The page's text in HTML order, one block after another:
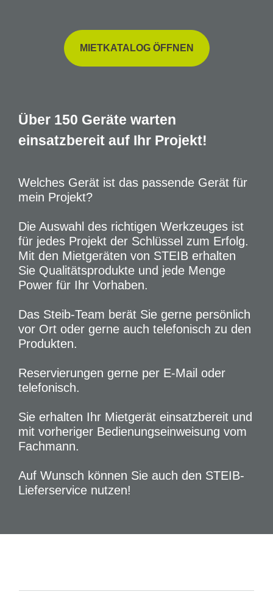
MIETKATALOG ÖFFNEN
Über 150 Geräte warten
einsatzbereit auf Ihr Projekt!
Welches Gerät ist das passende Gerät für
mein Projekt?
Die Auswahl des richtigen Werkzeuges ist
für jedes Projekt der Schlüssel zum Erfolg.
Mit den Mietgeräten von STEIB erhalten
Sie Qualitätsprodukte und jede Menge
Power für Ihr Vorhaben.
Das Steib-Team berät Sie gerne persönlich
vor Ort oder gerne auch telefonisch zu den
Produkten.
Reservierungen gerne per E-Mail oder
telefonisch.
Sie erhalten Ihr Mietgerät einsatzbereit und
mit vorheriger Bedienungseinweisung vom
Fachmann.
Auf Wunsch können Sie auch den STEIB-
Lieferservice nutzen!